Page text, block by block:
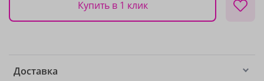
Купить в 1 клик
Доставка